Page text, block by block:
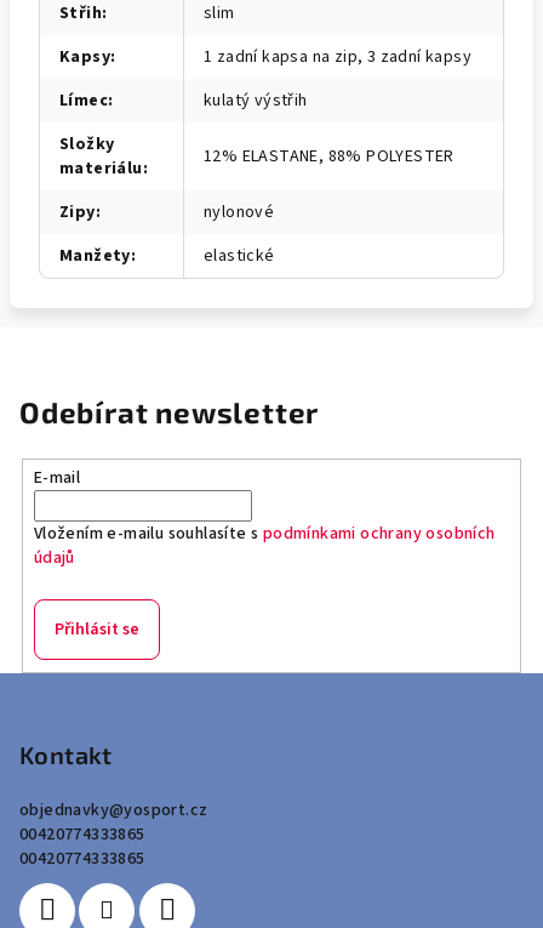
Střih:
slim
Kapsy:
1 zadní kapsa na zip, 3 zadní kapsy
Límec:
kulatý výstřih
Složky
materiálu: 12% ELASTANE, 88% POLYESTER
Zipy:
nylonové
Manžety: elastické
Odebírat newsletter
E-mail
Vložením e-mailu souhlasíte s podmínkami ochrany osobních
údajů
Přihlásit se
Kontakt
objednavky@yosport.cz
00420774333865
00420774333865